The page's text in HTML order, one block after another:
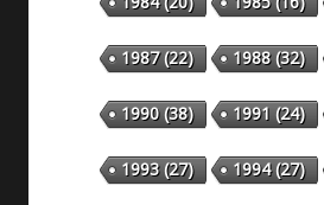
1987(22) 1988(32)
1990(38) 1991 (24)
1993(27) 1994(27)